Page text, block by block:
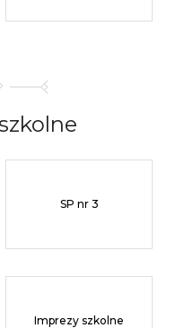
SP nr 3
Imprezy szkolne